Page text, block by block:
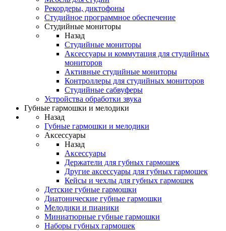
Рекордеры, диктофоны
Студийное программное обеспечение
Студийные мониторы
Назад
Студийные мониторы
Аксессуары и коммутация для студийных
мониторов
Активные студийные мониторы
Контроллеры для студийных мониторов
Студийные сабвуферы
Устройства обработки звука
Губные гармошки и мелодики
Назад
Губные гармошки и мелодики
Аксессуары
Назад
Аксессуары
Держатели для губных гармошек
Другие аксессуары для губных гармошек
Кейсы и чехлы для губных гармошек
Детские губные гармошки
Диатонические губные гармошки
Мелодики и пианики
Миниатюрные губные гармошки
Наборы губных гармошек